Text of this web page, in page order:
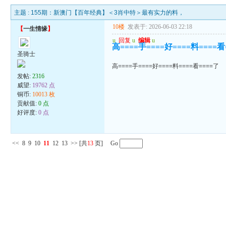
主题 : 155期：新澳门【百年经典】＜3肖中特＞最有实力的料，
【一生情缘】
圣骑士
发帖:2316
威望: 19762 点
铜币: 10013 枚
贡献值:0 点
好评度:0 点
10楼 发表于: 2026-06-03 22:18
u 回复 u 编辑 u
高====手====好====料====
高====手====好====料====看====了
<< 8 9 10 11 12 13 >> [共13 页] Go